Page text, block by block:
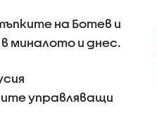
на Ботев и
миналото и днес.
управляващи